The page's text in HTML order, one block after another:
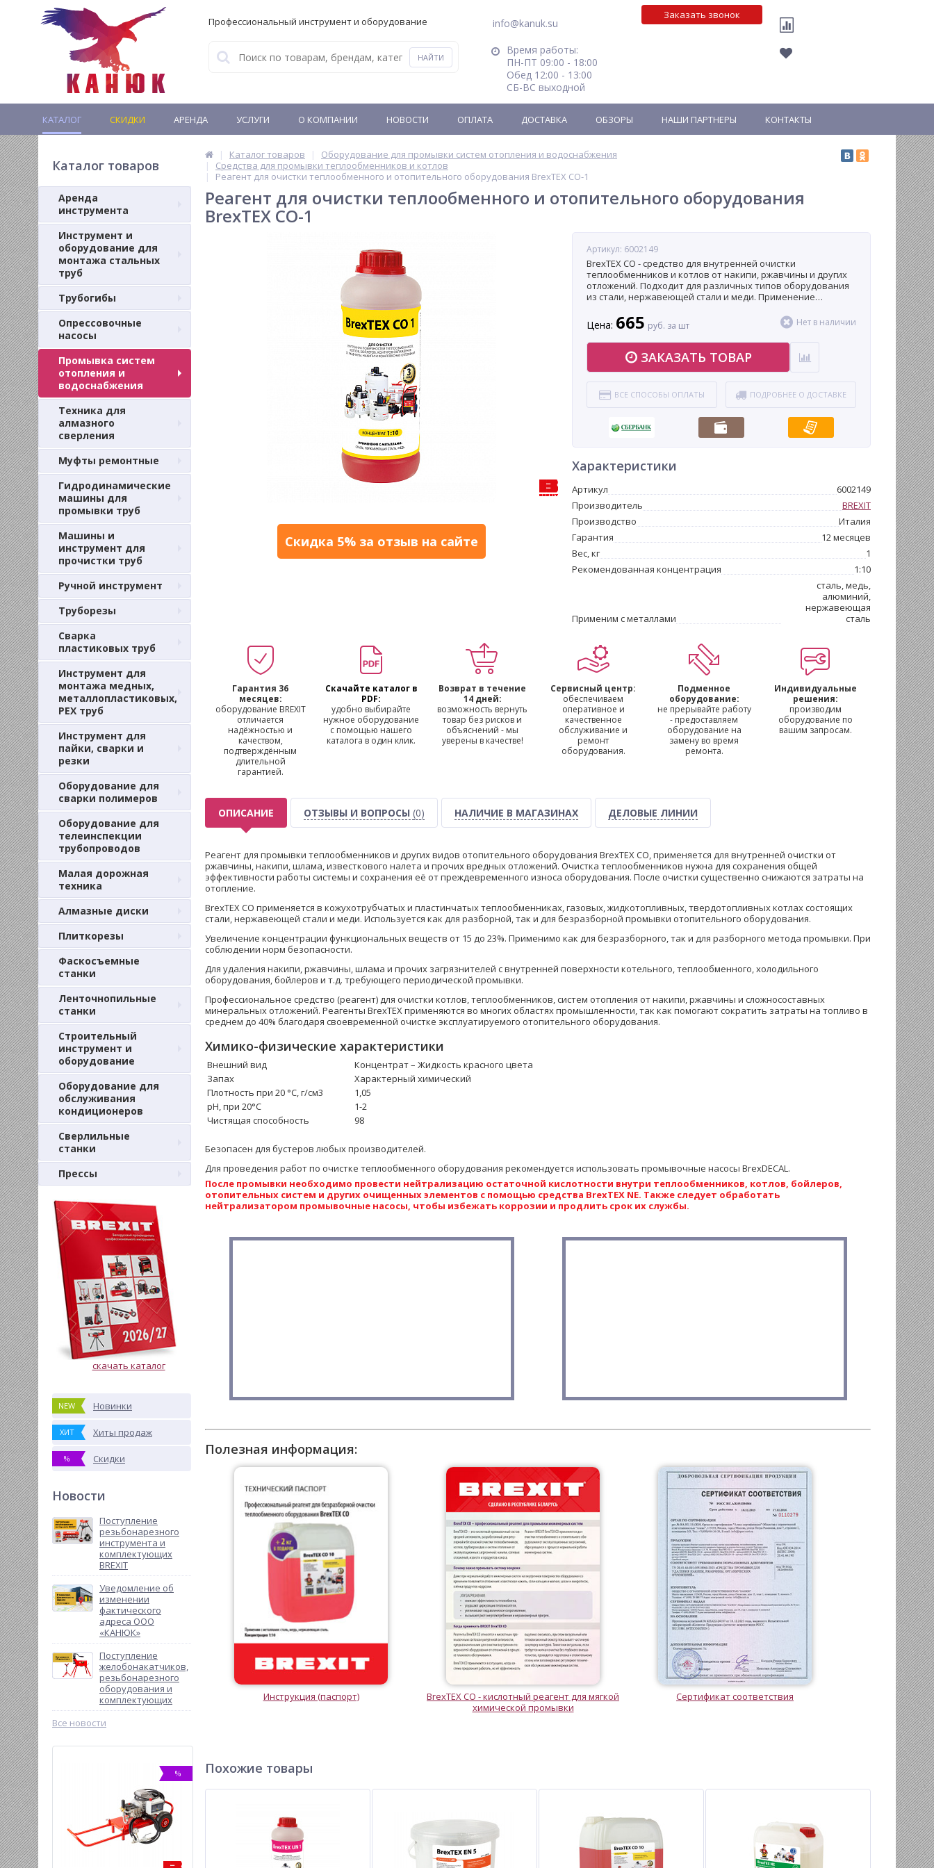
Профессиональный инструмент и оборудование
info@kanuk.su
Время работы:
ПН-ПТ 09:00 - 18:00
Обед 12:00 - 13:00
СБ-ВС выходной
Заказать звонок
КАТАЛОГ СКИДКИ АРЕНДА УСЛУГИ О КОМПАНИИ НОВОСТИ ОПЛАТА ДОСТАВКА ОБЗОРЫ НАШИ ПАРТНЕРЫ КОНТАКТЫ
Каталог товаров
Аренда
инструмента
Инструмент и
оборудование для
монтажа стальных
труб
Трубогибы
Опрессовочные
насосы
Промывка систем
отопления и
водоснабжения
Техника для
алмазного
сверления
Муфты ремонтные
Гидродинамические
машины для
промывки труб
Машины и
инструмент для
прочистки труб
Ручной инструмент
Труборезы
Сварка
пластиковых труб
Инструмент для
монтажа медных,
металлопластиковых,
PEX труб
Инструмент для
пайки, сварки и
резки
Оборудование для
сварки полимеров
Оборудование для
телеинспекции
трубопроводов
Малая дорожная
техника
Алмазные диски
Плиткорезы
Фаскосъемные
станки
Ленточнопильные
станки
Строительный
инструмент и
оборудование
Оборудование для
обслуживания
кондиционеров
Сверлильные
станки
Прессы
скачать каталог
NEW Новинки
ХИТ Хиты продаж
% Скидки
Новости
Поступление
резьбонарезного
инструмента и
комплектующих
BREXIT
Уведомление об
изменении
фактического
адреса ООО
«КАНЮК»
Поступление
желобонакатчиков,
резьбонарезного
оборудования и
комплектующих
Все новости
% % -9%
Каталог товаров
Оборудование для промывки систем отопления и водоснабжения
Средства для промывки теплообменников и котлов
Реагент для очистки теплообменного и отопительного оборудования BrexTEX CO-1
Реагент для очистки теплообменного и отопительного оборудования
BrexTEX CO-1
Скидка 5% за отзыв на сайте
Артикул: 6002149
BrexTEX CO - средство для внутренней очистки
теплообменников и котлов от накипи, ржавчины и других
отложений. Подходит для различных типов оборудования
из стали, нержавеющей стали и меди. Применение
системы и сократить расходы на топливо до 40%.
Цена: 665 руб. за шт Нет в наличии
ЗАКАЗАТЬ ТОВАР
ВСЕ СПОСОБЫ ОПЛАТЫ ПОДРОБНЕЕ О ДОСТАВКЕ
Характеристики
Артикул
6002149
Производитель
BREXIT
Производство
Италия
Гарантия
12 месяцев
Вес, кг
1
Рекомендованная концентрация
1:10
Применим с металлами
сталь, медь,
алюминий,
нержавеющая
сталь
Гарантия 36
месяцев:
оборудование BREXIT
отличается
надёжностью и
качеством,
подтверждённым
длительной
гарантией.
Скачайте каталог в
PDF:
удобно выбирайте
нужное оборудование
с помощью нашего
каталога в один клик.
Возврат в течение
14 дней:
возможность вернуть
товар без рисков и
объяснений - мы
уверены в качестве!
Сервисный центр:
обеспечиваем
оперативное и
качественное
обслуживание и
ремонт
оборудования.
Подменное
оборудование:
не прерывайте работу
- предоставляем
оборудование на
замену во время
ремонта.
Индивидуальные
решения:
производим
оборудование по
вашим запросам.
ОПИСАНИЕ ОТЗЫВЫ И ВОПРОСЫ (0) НАЛИЧИЕ В МАГАЗИНАХ ДЕЛОВЫЕ ЛИНИИ
Реагент для промывки теплообменников и других видов отопительного оборудования BrexTEX CO, применяется для внутренней очистки от
ржавчины, накипи, шлама, известкового налета и прочих вредных отложений. Очистка теплообменников нужна для сохранения общей
эффективности работы системы и сохранения её от преждевременного износа оборудования. После очистки существенно снижаются затраты на
отопление.
BrexTEX CO применяется в кожухотрубчатых и пластинчатых теплообменниках, газовых, жидкотопливных, твердотопливных котлах состоящих
стали, нержавеющей стали и меди. Используется как для разборной, так и для безразборной промывки отопительного оборудования.
Увеличение концентрации функциональных веществ от 15 до 23%. Применимо как для безразборного, так и для разборного метода промывки. При
соблюдении норм безопасности.
Для удаления накипи, ржавчины, шлама и прочих загрязнителей с внутренней поверхности котельного, теплообменного, холодильного
оборудования, бойлеров и т.д. требующего периодической промывки.
Профессиональное средство (реагент) для очистки котлов, теплообменников, систем отопления от накипи, ржавчины и сложносоставных
минеральных отложений. Реагенты BrexTEX применяются во многих областях промышленности, так как помогают сократить затраты на топливо в
среднем до 40% благодаря своевременной очистке эксплуатируемого отопительного оборудования.
Химико-физические характеристики
Внешний вид
Концентрат – Жидкость красного цвета
Запах
Характерный химический
Плотность при 20 °C, г/см3
1,05
рН, при 20°C
1-2
Чистящая способность
98
Безопасен для бустеров любых производителей.
Для проведения работ по очистке теплообменного оборудования рекомендуется использовать промывочные насосы BrexDECAL.
После промывки необходимо провести нейтрализацию остаточной кислотности внутри теплообменников, котлов, бойлеров,
отопительных систем и других очищенных элементов с помощью средства BrexTEX NE. Также следует обработать
нейтрализатором промывочные насосы, чтобы избежать коррозии и продлить срок их службы.
Полезная информация:
Инструкция (паспорт)
BrexTEX CO - кислотный реагент для мягкой
химической промывки
Сертификат соответствия
Похожие товары